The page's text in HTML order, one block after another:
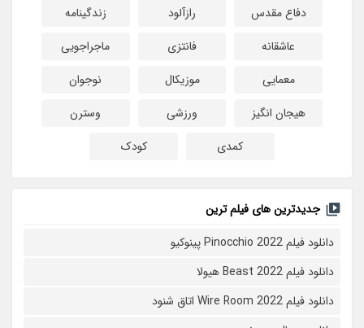
دفاع مقدس
رازآلود
زندگینامه
عاشقانه
فانتزی
ماجراجویی
معمایی
موزیکال
نوجوان
هیجان انگیز
ورزشی
وسترن
کمدی
کودک
جدیدترین های فیلم ترین
دانلود فیلم Pinocchio 2022 پینوکیو
دانلود فیلم Beast 2022 هیولا
دانلود فیلم Wire Room 2022 اتاق شنود